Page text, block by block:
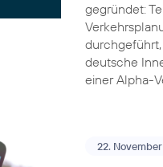
gegründet:
deutsche
einer Alpha-
22.